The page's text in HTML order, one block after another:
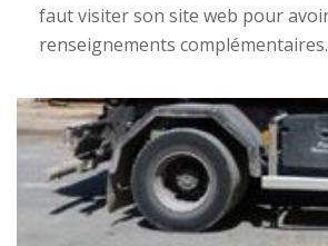
faut visiter son site web pour
renseignements complémentaires.